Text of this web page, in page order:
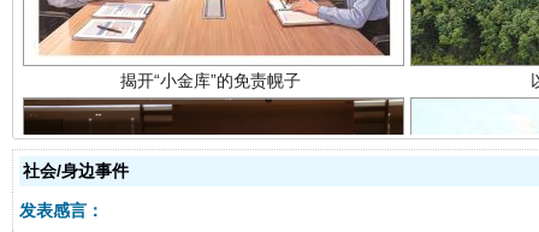
社会/身边事件
发表感言：